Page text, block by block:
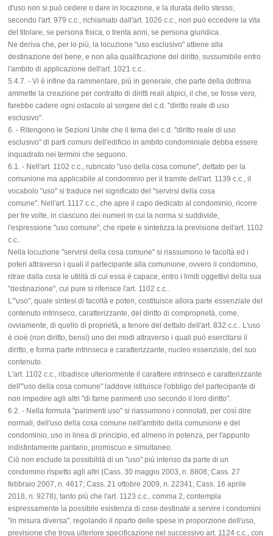
d'uso non si può cedere o dare in locazione, e la durata dello stesso,
secondo l'art. 979 c.c., richiamato dall'art. 1026 c.c., non può eccedere la vita
del titolare, se persona fisica, o trenta anni, se persona giuridica.
Ne deriva che, per lo più, la locuzione "uso esclusivo" attiene alla
destinazione del bene, e non alla qualificazione del diritto, sussumibile entro
l'ambito di applicazione dell'art. 1021 c.c..
5.4.7. - Vi è infine da rammentare, più in generale, che parte della dottrina
ammette la creazione per contratto di diritti reali atipici, il che, se fosse vero,
farebbe cadere ogni ostacolo al sorgere del c.d. "diritto reale di uso
esclusivo".
6. - Ritengono le Sezioni Unite che il tema del c.d. "diritto reale di uso
esclusivo" di parti comuni dell'edificio in ambito condominiale debba essere
inquadrato nei termini che seguono.
6.1. - Nell'art. 1102 c.c., rubricato "uso della cosa comune", dettato per la
comunione ma applicabile al condominio per il tramite dell'art. 1139 c.c., il
vocabolo "uso" si traduce nel significato del "servirsi della cosa
comune". Nell'art. 1117 c.c., che apre il capo dedicato al condominio, ricorre
per tre volte, in ciascuno dei numeri in cui la norma si suddivide,
l'espressione "uso comune", che ripete e sintetizza la previsione dell'art. 1102
c.c..
Nella locuzione "servirsi della cosa comune" si riassumono le facoltà ed i
poteri attraverso i quali il partecipante alla comunione, ovvero il condomino,
ritrae dalla cosa le utilità di cui essa è capace, entro i limiti oggettivi della sua
"destinazione", cui pure si riferisce l'art. 1102 c.c..
L'"uso", quale sintesi di facoltà e poteri, costituisce allora parte essenziale del
contenuto intrinseco, caratterizzante, del diritto di comproprietà, come,
ovviamente, di quello di proprietà, a tenore del dettato dell'art. 832 c.c.. L'uso
è cioè (non diritto, bensì) uno dei modi attraverso i quali può esercitarsi il
diritto, e forma parte intrinseca e caratterizzante, nucleo essenziale, del suo
contenuto.
L'art. 1102 c.c., ribadisce ulteriormente il carattere intrinseco e caratterizzante
dell'"uso della cosa comune" laddove istituisce l'obbligo del partecipante di
non impedire agli altri "di farne parimenti uso secondo il loro diritto".
6.2. - Nella formula "parimenti uso" si riassumono i connotati, per così dire
normali, dell'uso della cosa comune nell'ambito della comunione e del
condominio, uso in linea di principio, ed almeno in potenza, per l'appunto
indistintamente paritario, promiscuo e simultaneo.
Ciò non esclude la possibilità di un "uso" più intenso da parte di un
condomino rispetto agli altri (Cass. 30 maggio 2003, n. 8808; Cass. 27
febbraio 2007, n. 4617; Cass. 21 ottobre 2009, n. 22341; Cass. 16 aprile
2018, n. 9278), tanto più che l'art. 1123 c.c., comma 2, contempla
espressamente la possibile esistenza di cose destinate a servire i condomini
"in misura diversa", regolando il riparto delle spese in proporzione dell'uso,
previsione che trova ulteriore specificazione nel successivo art. 1124 c.c., con